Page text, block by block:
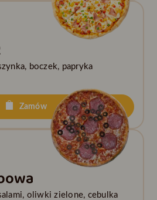
boczek, papryka
Zamów
oliwki zielone, cebulka